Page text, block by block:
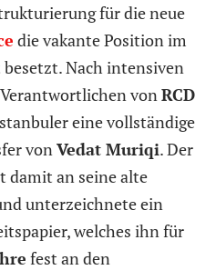
für die neue
die vakante Position im
Nach intensiven
von RCD
eine vollständige
von Vedat Muriqi. Der
damit an seine alte
unterzeichnete ein
welches ihn für
fest an den